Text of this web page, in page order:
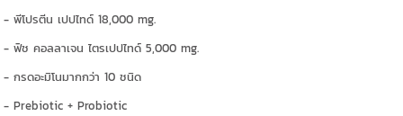
- พีโปรตีน เปปไทด์ 18,000 mg.
- ฟิช คอลลาเจน ไตรเปปไทด์ 5,000 mg.
- กรดอะมิโนมากกว่า 10 ชนิด
- Prebiotic + Probiotic